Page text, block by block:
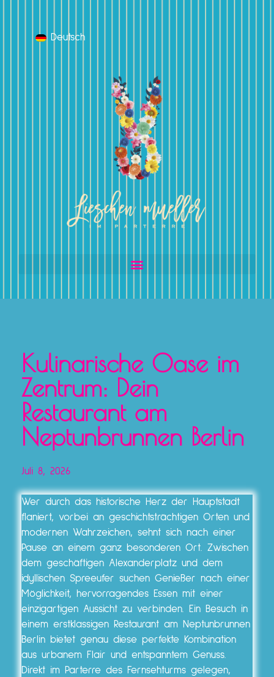
Deutsch
Kulinarische Oase im
Zentrum: Dein
Restaurant am
Neptunbrunnen Berlin
Juli 8, 2026
Wer durch das historische Herz der Hauptstadt
flaniert, vorbei an geschichtsträchtigen Orten und
modernen Wahrzeichen, sehnt sich nach einer
Pause an einem ganz besonderen Ort. Zwischen
dem geschäftigen Alexanderplatz und dem
idyllischen Spreeufer suchen Genießer nach einer
Möglichkeit, hervorragendes Essen mit einer
einzigartigen Aussicht zu verbinden. Ein Besuch in
einem erstklassigen Restaurant am Neptunbrunnen
Berlin bietet genau diese perfekte Kombination
aus urbanem Flair und entspanntem Genuss.
Direkt im Parterre des Fernsehturms gelegen,